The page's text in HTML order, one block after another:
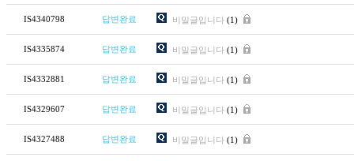
IS4340798 답변완료 비밀글입니다 (1)
IS4335874 답변완료 비밀글입니다 (1)
IS4332881 답변완료 비밀글입니다 (1)
IS4329607 답변완료 비밀글입니다 (1)
IS4327488 답변완료 비밀글입니다 (1)